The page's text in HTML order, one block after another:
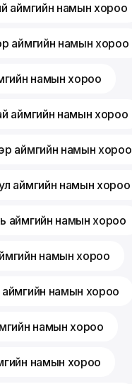
аймгийн намын хороо
аймгийн намын хороо
намын хороо
аймгийн намын хороо
аймгийн намын хороо
аймгийн намын хороо
аймгийн намын хороо
намын хороо
намын хороо
намын хороо
намын хороо